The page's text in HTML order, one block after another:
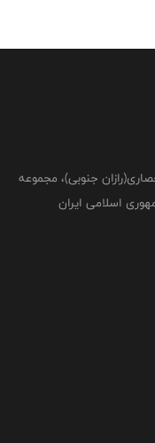
جنوبی)، مجموعه
اسلامی ایران